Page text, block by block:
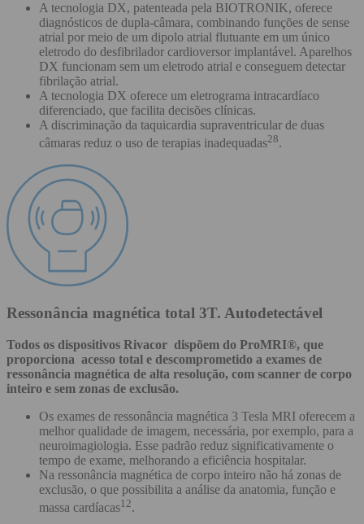
A tecnologia DX, patenteada pela BIOTRONIK, oferece
diagnósticos de dupla-câmara, combinando funções de sense
atrial por meio de um dipolo atrial flutuante em um único
eletrodo do desfibrilador cardioversor implantável. Aparelhos
DX funcionam sem um eletrodo atrial e conseguem detectar
fibrilação atrial.
A tecnologia DX oferece um eletrograma intracardíaco
diferenciado, que facilita decisões clínicas.
A discriminação da taquicardia supraventricular de duas
câmaras reduz o uso de terapias inadequadas28.
Ressonância magnética total 3T. Autodetectável
Todos os dispositivos Rivacor dispõem do ProMRI®, que
proporciona acesso total e descomprometido a exames de
ressonância magnética de alta resolução, com scanner de corpo
inteiro e sem zonas de exclusão.
Os exames de ressonância magnética 3 Tesla MRI oferecem a
melhor qualidade de imagem, necessária, por exemplo, para a
neuroimagiologia. Esse padrão reduz significativamente o
tempo de exame, melhorando a eficiência hospitalar.
Na ressonância magnética de corpo inteiro não há zonas de
exclusão, o que possibilita a análise da anatomia, função e
massa cardíacas12.